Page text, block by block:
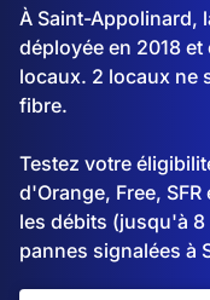
À Saint-Appolinard,
déployée en 2018
locaux. 2 locaux ne
fibre.
Testez votre
d'Orange, Free,
les débits (jusqu'à
pannes signalées à